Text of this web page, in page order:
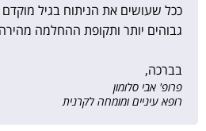
ככל שעושים את הניתוח בגיל מוקדם
גבוהים יותר ותקופת ההחלמה
בברכה,
פרופ' אבי סלומון
רופא עיניים ומומחה לקרנית